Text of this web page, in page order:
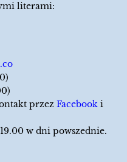
literami:
przez Facebook i
w dni powszednie.